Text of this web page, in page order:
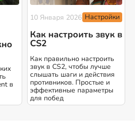
в
10 Января 2026 Настройки
Как настроить звук в
CS2
Как правильно настроить
звук в CS2, чтобы лучше
слышать шаги и действия
противников. Простые и
эффективные параметры
для побед